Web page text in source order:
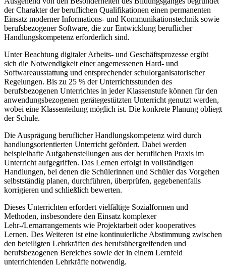
der Charakter der beruflichen Qualifikationen einen permanenten
Einsatz moderner Informations- und Kommunikationstechnik sowie
berufs­bezogener Software, die zur Entwicklung beruflicher
Handlungskompetenz erforderlich sind.
Unter Beachtung digitaler Arbeits- und Geschäftsprozesse ergibt
sich die Notwendigkeit einer angemessenen Hard- und
Softwareausstattung und entsprechender schulorganisatorischer
Regelungen. Bis zu 25 % der Unterrichtsstunden des
berufsbezogenen Unterrichtes in jeder Klassenstufe können für den
anwendungsbezogenen gerätegestützten Unterricht genutzt werden,
wobei eine Klassenteilung möglich ist. Die konkrete Planung obliegt
der Schule.
Die Ausprägung beruflicher Handlungskompetenz wird durch
handlungsorientierten Unterricht gefördert. Dabei werden
beispielhafte Aufgabenstellungen aus der beruflichen Praxis im
Unterricht aufgegriffen. Das Lernen erfolgt in vollständigen
Handlungen, bei denen die Schülerinnen und Schüler das Vorgehen
selbstständig planen, durchführen, überprüfen, gegebenenfalls
korrigieren und schließlich bewerten.
Dieses Unterrichten erfordert vielfältige Sozialformen und
Methoden, insbesondere den Einsatz komplexer
Lehr-/Lernarrangements wie Projektarbeit oder kooperatives
Lernen. Des Weiteren ist eine kontinuierliche Abstimmung zwischen
den beteiligten Lehrkräften des berufsübergreifenden und
berufsbezogenen Bereiches sowie der in einem Lernfeld
unterrichtenden Lehrkräfte notwendig.